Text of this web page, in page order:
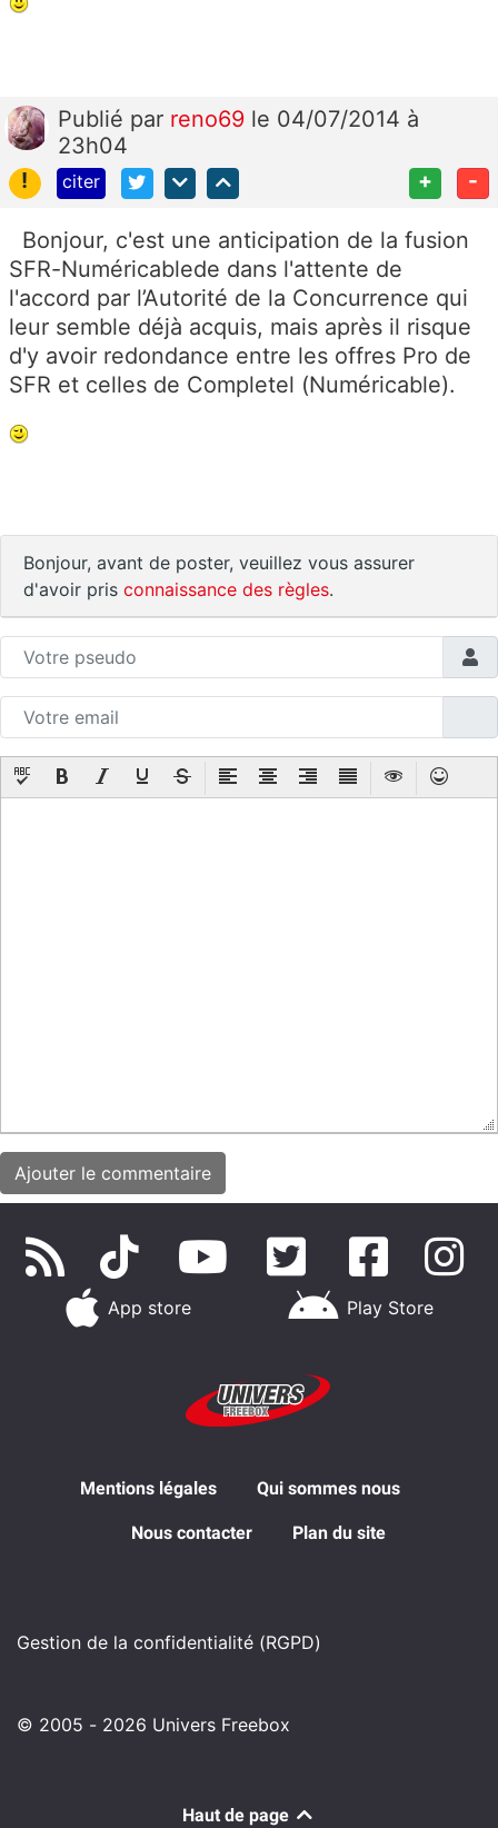
Publié par reno69 le 04/07/2014 à
23h04
!
citer + -
Bonjour, c'est une anticipation de la fusion
SFR-Numéricablede dans l'attente de
l'accord par l’Autorité de la Concurrence qui
leur semble déjà acquis, mais après il risque
d'y avoir redondance entre les offres Pro de
SFR et celles de Completel (Numéricable).
Bonjour, avant de poster, veuillez vous assurer
d'avoir pris connaissance des règles.
App store Play Store
Mentions légales Qui sommes nous
Nous contacter Plan du site
Gestion de la confidentialité (RGPD)
© 2005 - 2026 Univers Freebox
Haut de page